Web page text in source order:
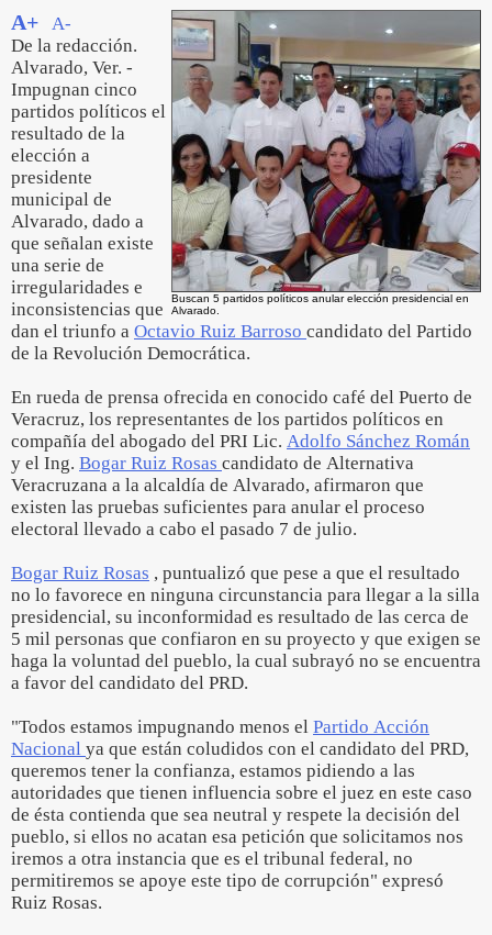
Buscan 5 partidos políticos anular elección presidencial en
Alvarado.
A+
A-
De la redacción.
Alvarado, Ver. -
Impugnan cinco
partidos políticos el
resultado de la
elección a
presidente
municipal de
Alvarado, dado a
que señalan existe
una serie de
irregularidades e
inconsistencias que
dan el triunfo a Octavio Ruiz Barroso candidato del Partido
de la Revolución Democrática.
En rueda de prensa ofrecida en conocido café del Puerto de
Veracruz, los representantes de los partidos políticos en
compañía del abogado del PRI Lic. Adolfo Sánchez Román
y el Ing. Bogar Ruiz Rosas candidato de Alternativa
Veracruzana a la alcaldía de Alvarado, afirmaron que
existen las pruebas suficientes para anular el proceso
electoral llevado a cabo el pasado 7 de julio.
Bogar Ruiz Rosas , puntualizó que pese a que el resultado
no lo favorece en ninguna circunstancia para llegar a la silla
presidencial, su inconformidad es resultado de las cerca de
5 mil personas que confiaron en su proyecto y que exigen se
haga la voluntad del pueblo, la cual subrayó no se encuentra
a favor del candidato del PRD.
"Todos estamos impugnando menos el Partido Acción
Nacional ya que están coludidos con el candidato del PRD,
queremos tener la confianza, estamos pidiendo a las
autoridades que tienen influencia sobre el juez en este caso
de ésta contienda que sea neutral y respete la decisión del
pueblo, si ellos no acatan esa petición que solicitamos nos
iremos a otra instancia que es el tribunal federal, no
permitiremos se apoye este tipo de corrupción" expresó
Ruiz Rosas.